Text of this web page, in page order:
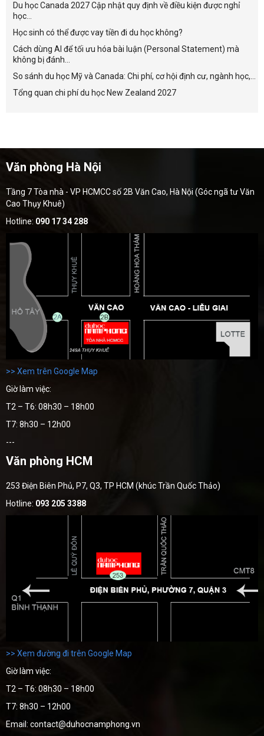
Du học Canada 2027 Cập nhật quy định về điều kiện được nghỉ
học...
Học sinh có thể được vay tiền đi du học không?
Cách dùng AI để tối ưu hóa bài luận (Personal Statement) mà
không bị đánh...
So sánh du học Mỹ và Canada: Chi phí, cơ hội định cư, ngành học,...
Tổng quan chi phí du học New Zealand 2027
Văn phòng Hà Nội
Tầng 7 Tòa nhà - VP HCMCC số 2B Văn Cao, Hà Nội (Góc ngã tư Văn
Cao Thụy Khuê)
Hotline: 090 17 34 288
>> Xem trên Google Map
Giờ làm việc:
T2 – T6: 08h30 – 18h00
T7: 8h30 – 12h00
---
Văn phòng HCM
253 Điện Biên Phủ, P7, Q3, TP HCM (khúc Trần Quốc Thảo)
Hotline: 093 205 3388
>> Xem đường đi trên Google Map
Giờ làm việc:
T2 – T6: 08h30 – 18h00
T7: 8h30 – 12h00
Email: contact@duhocnamphong.vn